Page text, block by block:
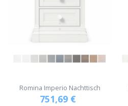
Romina Imperio Nachttisch
751,69 €